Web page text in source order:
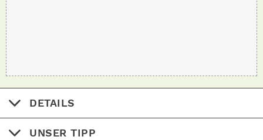
DETAILS
UNSER TIPP